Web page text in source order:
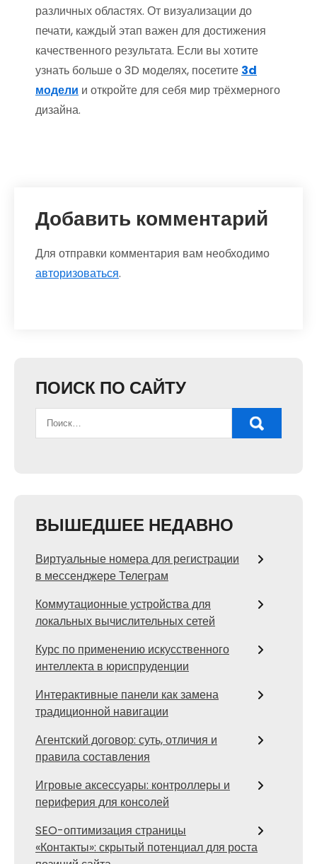
различных областях. От визуализации до
печати, каждый этап важен для достижения
качественного результата. Если вы хотите
узнать больше о 3D моделях, посетите 3d
модели и откройте для себя мир трёхмерного
дизайна.
Добавить комментарий
Для отправки комментария вам необходимо
авторизоваться.
ПОИСК ПО САЙТУ
ВЫШЕДШЕЕ НЕДАВНО
Виртуальные номера для регистрации
в мессенджере Телеграм
Коммутационные устройства для
локальных вычислительных сетей
Курс по применению искусственного
интеллекта в юриспруденции
Интерактивные панели как замена
традиционной навигации
Агентский договор: суть, отличия и
правила составления
Игровые аксессуары: контроллеры и
периферия для консолей
SEO-оптимизация страницы
«Контакты»: скрытый потенциал для роста